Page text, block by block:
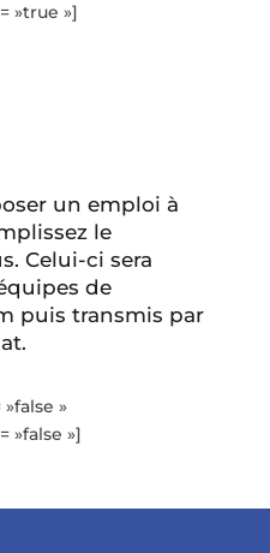
»true »]
un emploi à
le
Celui-ci sera
de
puis transmis par
»
»false »]